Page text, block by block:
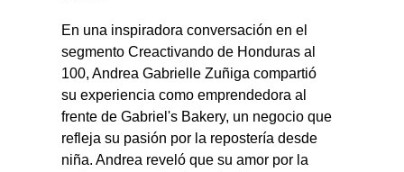
En una inspiradora conversación en el
segmento Creactivando de Honduras al
100, Andrea Gabrielle Zuñiga compartió
su experiencia como emprendedora al
frente de Gabriel's Bakery, un negocio que
refleja su pasión por la repostería desde
niña. Andrea reveló que su amor por la